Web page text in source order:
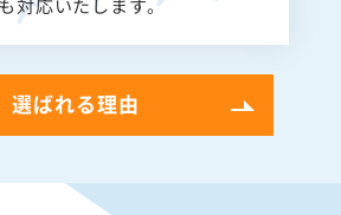
対応いたします。
選ばれる理由